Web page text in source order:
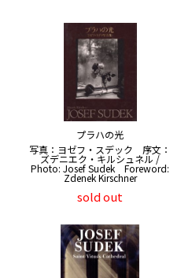
プラハの光
写真：ヨゼフ・スデック 序文：
ズデニエク・キルシュネル /
Photo: Josef Sudek Foreword:
Zdenek Kirschner
sold out